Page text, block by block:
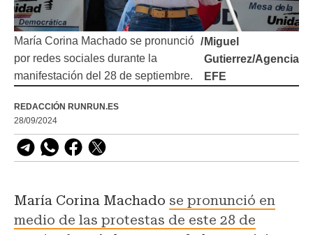
María Corina Machado se pronunció
por redes sociales durante la
manifestación del 28 de septiembre.
/ Miguel
Gutierrez/Agencia
EFE
REDACCIÓN RUNRUN.ES
28/09/2024
María Corina Machado se pronunció en
medio de las protestas de este 28 de